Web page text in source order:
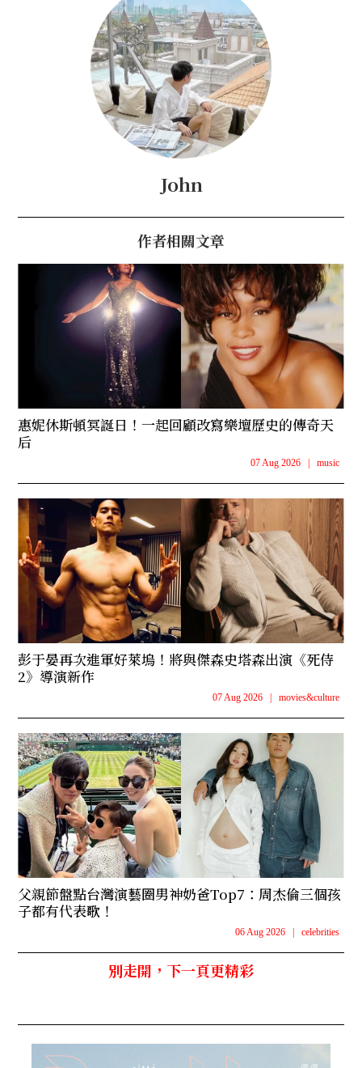
John
作者相關文章
惠妮休斯頓冥誕日！一起回顧改寫樂壇歷史的傳奇天
后
07 Aug 2026 | music
彭于晏再次進軍好萊塢！將與傑森史塔森出演《死侍
2》導演新作
07 Aug 2026 | movies&culture
父親節盤點台灣演藝圈男神奶爸Top7：周杰倫三個孩
子都有代表歌！
06 Aug 2026 | celebrities
別走開，下一頁更精彩